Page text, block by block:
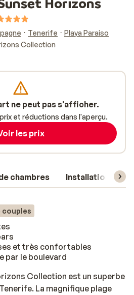
Tenerife
Playa Paraiso
Collection
chambres Installations
couples
et très confortables
par le boulevard
Collection est un superbe
La magnifique plage
ne peut pas s'afficher.
et réductions dans l'aperçu.
les prix